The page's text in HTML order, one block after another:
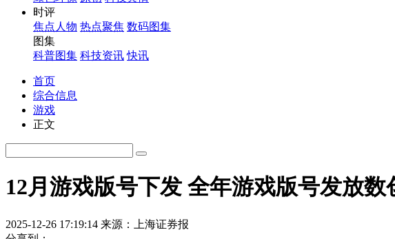
时评
焦点人物 热点聚焦 数码图集
图集
科普图集 科技资讯 快讯
首页
综合信息
游戏
正文
12月游戏版号下发 全年游戏版号发放数
2025-12-26 17:19:14 来源：上海证券报